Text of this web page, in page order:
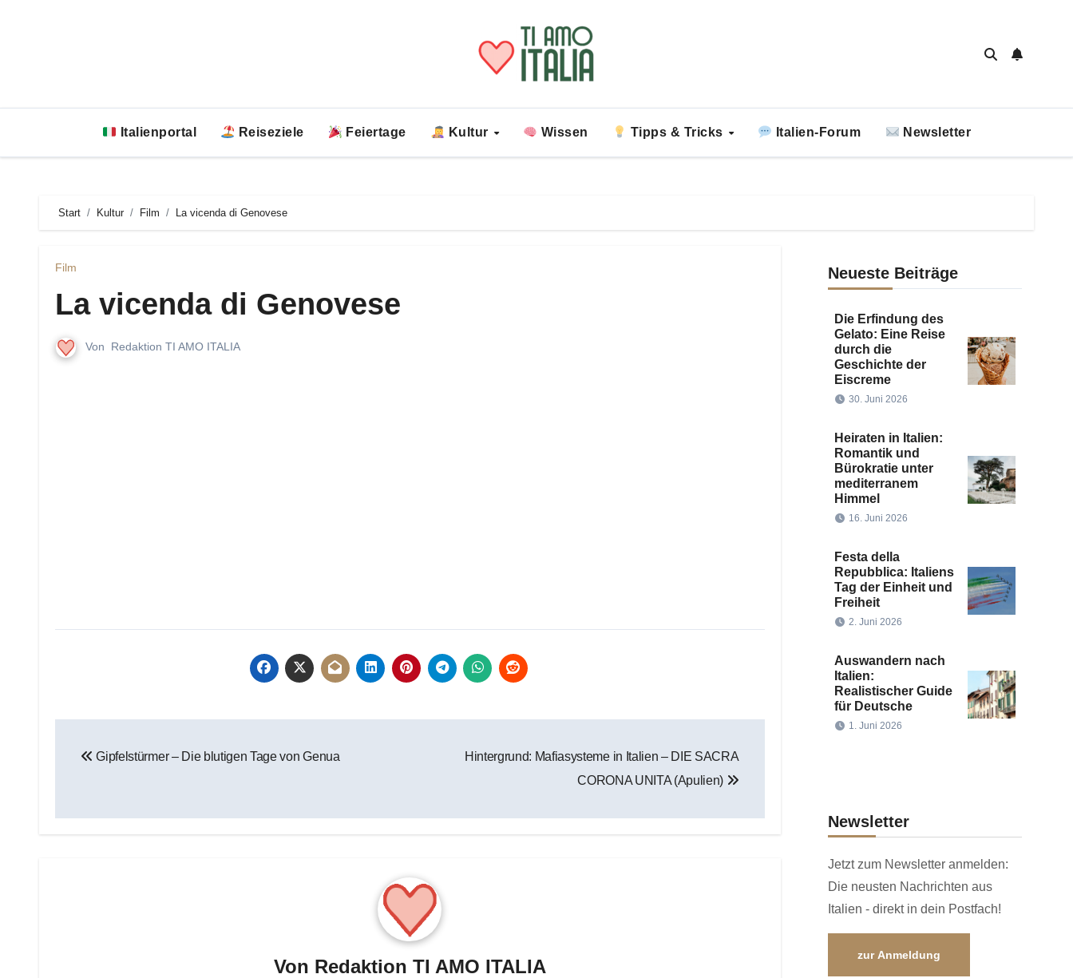
Italienportal Reiseziele Feiertage Kultur Wissen Tipps & Tricks Italien-Forum Newsletter
Start Kultur Film La vicenda di Genovese
Film
La vicenda di Genovese
Von Redaktion TI AMO ITALIA
Gipfelstürmer – Die blutigen Tage von Genua
Hintergrund: Mafiasysteme in Italien – DIE SACRA
CORONA UNITA (Apulien)
Von Redaktion TI AMO ITALIA
Neueste Beiträge
Die Erfindung des
Gelato: Eine Reise
durch die
Geschichte der
Eiscreme
30. Juni 2026
Heiraten in Italien:
Romantik und
Bürokratie unter
mediterranem
Himmel
16. Juni 2026
Festa della
Repubblica: Italiens
Tag der Einheit und
Freiheit
2. Juni 2026
Auswandern nach
Italien:
Realistischer Guide
für Deutsche
1. Juni 2026
Newsletter
Jetzt zum Newsletter anmelden:
Die neusten Nachrichten aus
Italien - direkt in dein Postfach!
zur Anmeldung